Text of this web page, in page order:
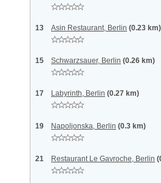
13 Asin Restaurant, Berlin (0.23 km)
15 Schwarzsauer, Berlin (0.26 km)
17 Labyrinth, Berlin (0.27 km)
19 Napoljonska, Berlin (0.3 km)
21 Restaurant Le Gavroche, Berlin